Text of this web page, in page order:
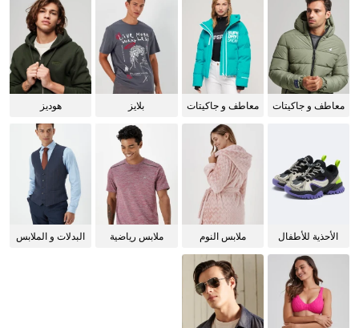
معاطف و جاكيتات
معاطف و جاكيتات
بلايز هوديز
الأحذية للأطفال
ملابس النوم
ملابس رياضية
البدلات و الملابس